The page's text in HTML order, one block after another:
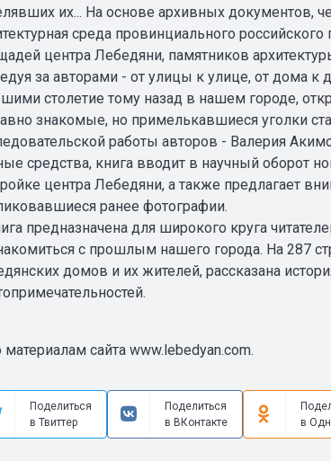
их... На основе архивных документов,
среда провинциального
центра Лебедяни, памятников
за авторами - от улицы к улице, от дома к
столетие тому назад в нашем городе,
знакомые, но примелькавшиеся уголки
работы авторов - Валерия
средства, книга вводит в научный оборот
центра Лебедяни, а также предлагает
ранее фотографии.
предназначена для широкого круга
с прошлым нашего города. На 287
домов и их жителей, рассказана
сайта www.lebedyan.com.
Поделиться
в Твиттер
Поделиться
в ВКонтакте
в